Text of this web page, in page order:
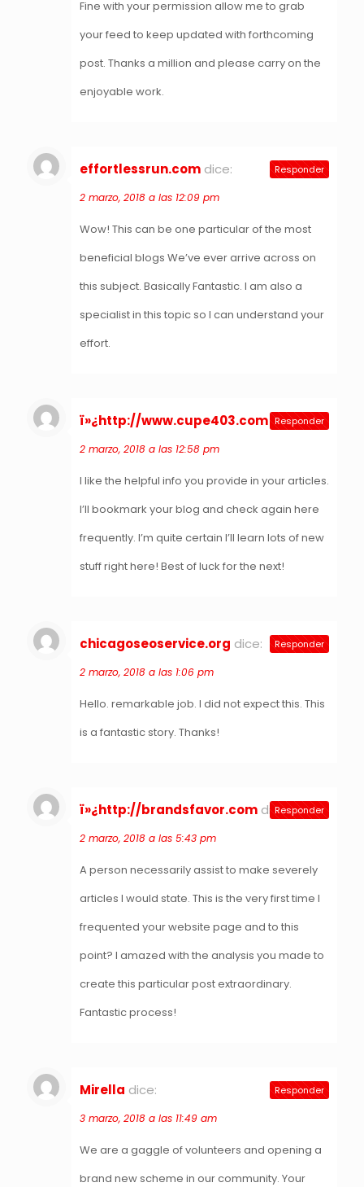
Fine with your permission allow me to grab
your feed to keep updated with forthcoming
post. Thanks a million and please carry on the
enjoyable work.
effortlessrun.com dice:
2 marzo, 2018 a las 12:09 pm
Wow! This can be one particular of the most
beneficial blogs We’ve ever arrive across on
this subject. Basically Fantastic. I am also a
specialist in this topic so I can understand your
effort.
Responder
ï»¿http://www.cupe403.comdice:
2 marzo, 2018 a las 12:58 pm
I like the helpful info you provide in your articles.
I’ll bookmark your blog and check again here
frequently. I’m quite certain I’ll learn lots of new
stuff right here! Best of luck for the next!
Responder
chicagoseoservice.org dice:
2 marzo, 2018 a las 1:06 pm
Hello. remarkable job. I did not expect this. This
is a fantastic story. Thanks!
Responder
ï»¿http://brandsfavor.com dice:
2 marzo, 2018 a las 5:43 pm
A person necessarily assist to make severely
articles I would state. This is the very first time I
frequented your website page and to this
point? I amazed with the analysis you made to
create this particular post extraordinary.
Fantastic process!
Responder
Mirella dice:
3 marzo, 2018 a las 11:49 am
We are a gaggle of volunteers and opening a
brand new scheme in our community. Your
Responder